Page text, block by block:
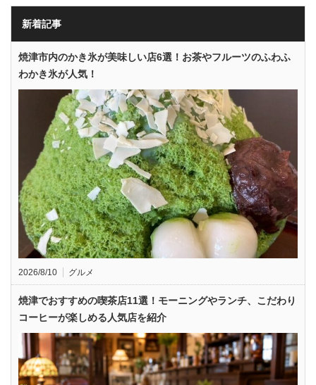
新着記事
焼津市内のかき氷が美味しい店6選！お茶やフルーツのふわふ
わかき氷が人気！
2026/8/10 グルメ
焼津でおすすめの喫茶店11選！モーニングやランチ、こだわり
コーヒーが楽しめる人気店を紹介